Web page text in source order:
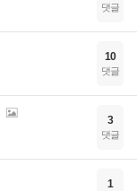
댓글
10
댓글
3
댓글
1